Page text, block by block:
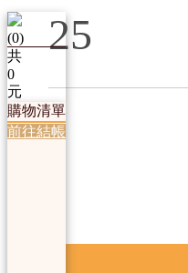
25
(0)
共
0
元
購物清單
前往結帳